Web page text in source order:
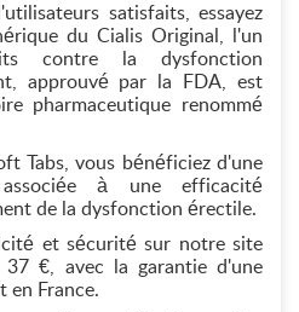
satisfaits, essayez
du Cialis Original, l'un
contre la dysfonction
approuvé par la FDA, est
pharmaceutique renommé
Tabs, vous bénéficiez d'une
à une efficacité
de la dysfonction érectile.
et sécurité sur notre site
37 €, avec la garantie d'une
en France.